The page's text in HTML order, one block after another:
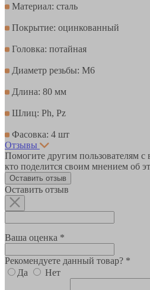
Материал: сталь
Покрытие: оцинкованный
Головка: потайная
Диаметр резьбы: М6
Длина: 80 мм
Шлиц: Ph, Pz
Фасовка: 4 шт
Отзывы
Помогите другим пользователям
кто поделится своим мнением об
Оставить отзыв
Оставить отзыв
Ваша оценка *
Рекомендуете данный товар? *
Да
Нет